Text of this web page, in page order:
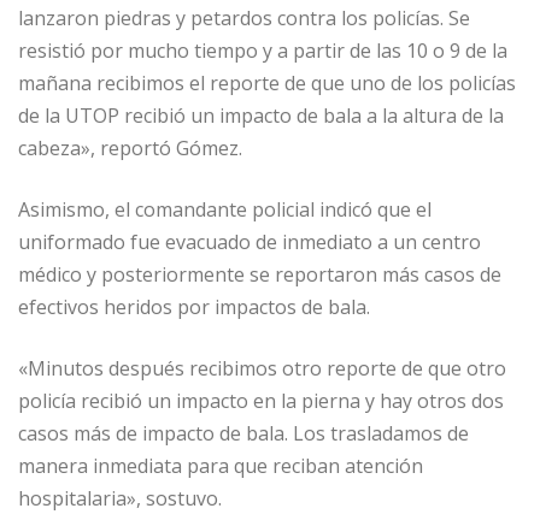
lanzaron piedras y petardos contra los policías. Se
resistió por mucho tiempo y a partir de las 10 o 9 de la
mañana recibimos el reporte de que uno de los policías
de la UTOP recibió un impacto de bala a la altura de la
cabeza», reportó Gómez.
Asimismo, el comandante policial indicó que el
uniformado fue evacuado de inmediato a un centro
médico y posteriormente se reportaron más casos de
efectivos heridos por impactos de bala.
«Minutos después recibimos otro reporte de que otro
policía recibió un impacto en la pierna y hay otros dos
casos más de impacto de bala. Los trasladamos de
manera inmediata para que reciban atención
hospitalaria», sostuvo.